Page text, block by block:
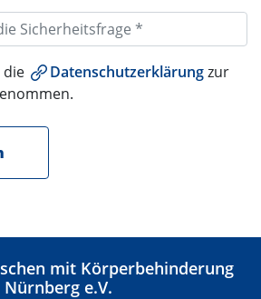
Datenschutzerklärungzur
mit Körperbehinderung
Nürnberg e.V.